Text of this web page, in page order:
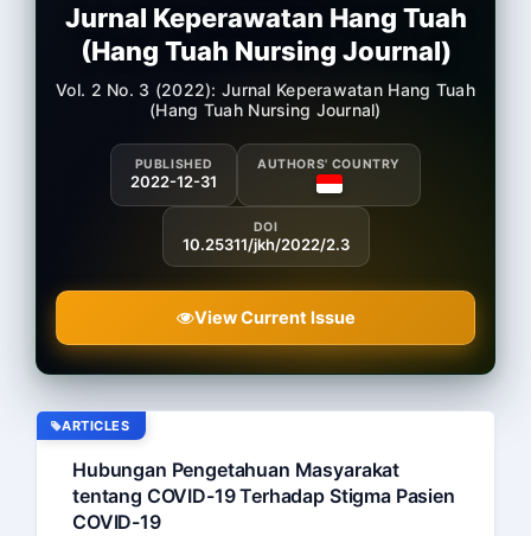
Jurnal Keperawatan Hang Tuah
(Hang Tuah Nursing Journal)
Vol. 2 No. 3 (2022): Jurnal Keperawatan Hang Tuah
(Hang Tuah Nursing Journal)
PUBLISHED
2022-12-31
AUTHORS' COUNTRY
DOI
10.25311/jkh/2022/2.3
View Current Issue
ARTICLES
Hubungan Pengetahuan Masyarakat
tentang COVID-19 Terhadap Stigma Pasien
COVID-19